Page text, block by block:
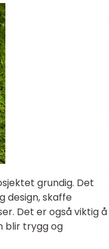
grundig. Det
design, skaffe
Det er også viktig å
blir trygg og